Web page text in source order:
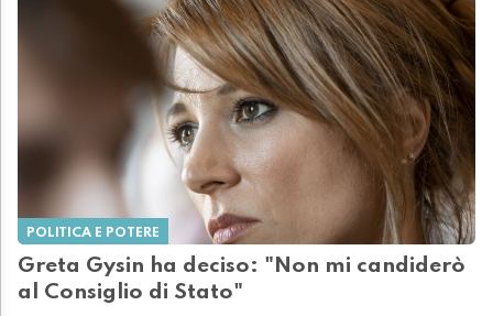
POLITICA E POTERE
Greta Gysin ha deciso: "Non mi candiderò
al Consiglio di Stato"